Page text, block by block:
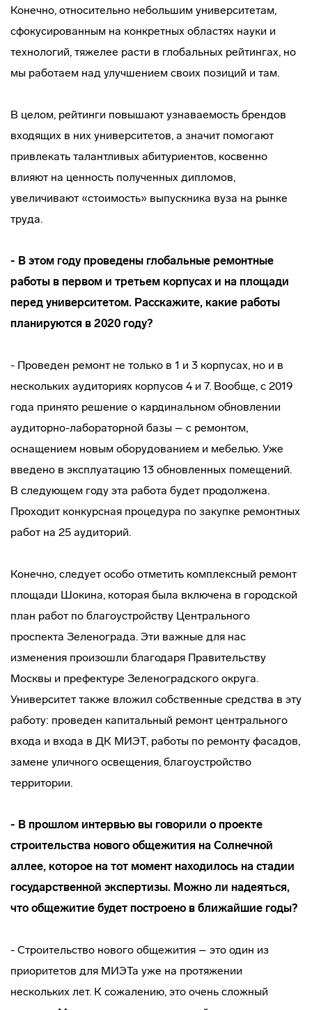
Конечно, относительно небольшим университетам,
сфокусированным на конкретных областях науки и
технологий, тяжелее расти в глобальных рейтингах, но
мы работаем над улучшением своих позиций и там.
В целом, рейтинги повышают узнаваемость брендов
входящих в них университетов, а значит помогают
привлекать талантливых абитуриентов, косвенно
влияют на ценность полученных дипломов,
увеличивают «стоимость» выпускника вуза на рынке
труда.
- В этом году проведены глобальные ремонтные
работы в первом и третьем корпусах и на площади
перед университетом. Расскажите, какие работы
планируются в 2020 году?
- Проведен ремонт не только в 1 и 3 корпусах, но и в
нескольких аудиториях корпусов 4 и 7. Вообще, с 2019
года принято решение о кардинальном обновлении
аудиторно-лабораторной базы – с ремонтом,
оснащением новым оборудованием и мебелью. Уже
введено в эксплуатацию 13 обновленных помещений.
В следующем году эта работа будет продолжена.
Проходит конкурсная процедура по закупке ремонтных
работ на 25 аудиторий.
Конечно, следует особо отметить комплексный ремонт
площади Шокина, которая была включена в городской
план работ по благоустройству Центрального
проспекта Зеленограда. Эти важные для нас
изменения произошли благодаря Правительству
Москвы и префектуре Зеленоградского округа.
Университет также вложил собственные средства в эту
работу: проведен капитальный ремонт центрального
входа и входа в ДК МИЭТ, работы по ремонту фасадов,
замене уличного освещения, благоустройство
территории.
- В прошлом интервью вы говорили о проекте
строительства нового общежития на Солнечной
аллее, которое на тот момент находилось на стадии
государственной экспертизы. Можно ли надеяться,
что общежитие будет построено в ближайшие годы?
- Строительство нового общежития – это один из
приоритетов для МИЭТа уже на протяжении
нескольких лет. К сожалению, это очень сложный